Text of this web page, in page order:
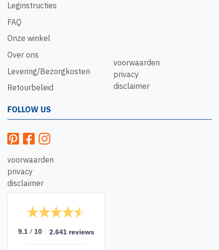
Leginstructies
FAQ
Onze winkel
Over ons
Levering/Bezorgkosten
Retourbeleid
voorwaarden
privacy
disclaimer
FOLLOW US
voorwaarden
privacy
disclaimer
9.1 / 10 2.641 reviews